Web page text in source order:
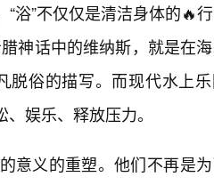
浴”不仅仅是清洁身体的🔥
神话中的维纳斯，就是在
脱俗的描写。而现代水上
娱乐、释放压力。
意义的重塑。他们不再是